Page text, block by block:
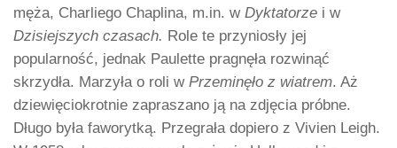
męża, Charliego Chaplina, m.in. wDyktatorze i w
Dzisiejszych czasach. Role te przyniosły jej
popularność, jednak Paulette pragnęła rozwinąć
skrzydła. Marzyła o roli w Przeminęło z wiatrem. Aż
dziewięciokrotnie zapraszano ją na zdjęcia próbne.
Długo była faworytką. Przegrała dopiero z Vivien Leigh.